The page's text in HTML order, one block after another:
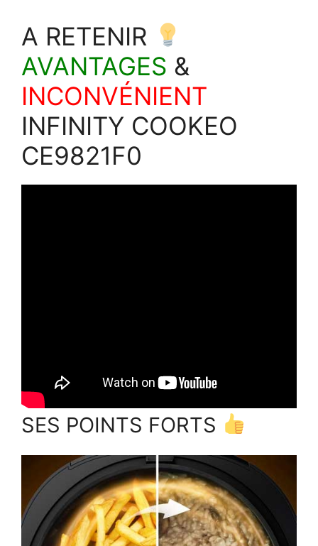
A RETENIR
AVANTAGES &
INCONVÉNIENT
INFINITY COOKEO
CE9821F0
SES POINTS FORTS